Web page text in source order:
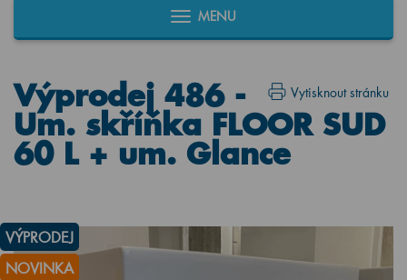
MENU
Vytisknout stránku
Výprodej 486 -
Um. skříňka FLOOR SUD
60 L + um. Glance
VÝPRODEJ
NOVINKA